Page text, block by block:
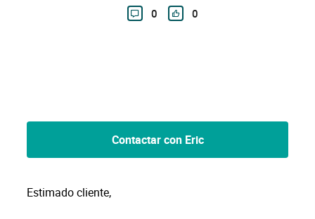
0 0
Contactar con Eric
Estimado cliente,